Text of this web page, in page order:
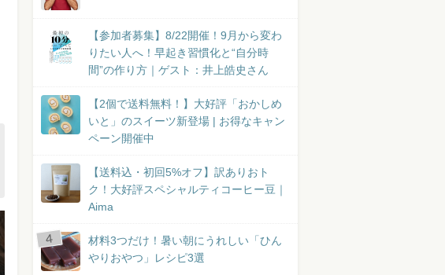
【参加者募集】8/22開催！9月から変わ
りたい人へ！早起き習慣化と“自分時
間”の作り方｜ゲスト：井上皓史さん
【2個で送料無料！】大好評「おかしめ
いと」のスイーツ新登場 | お得なキャン
ペーン開催中
【送料込・初回5%オフ】訳ありおト
ク！大好評スペシャルティコーヒー豆｜
Aima
材料3つだけ！暑い朝にうれしい「ひん
やりおやつ」レシピ3選